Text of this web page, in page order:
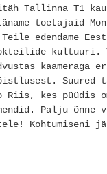
Tallinna T1
toetajaid
edendame
kultuuri.
kaameraga
Suured
Riis, kes püüdis
Palju õnne
Kohtumiseni